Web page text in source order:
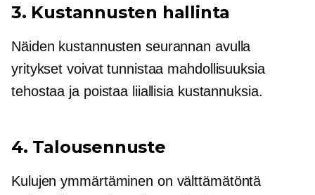
3. Kustannusten hallinta
Näiden kustannusten seurannan avulla
yritykset voivat tunnistaa mahdollisuuksia
tehostaa ja poistaa liiallisia kustannuksia.
4. Talousennuste
Kulujen ymmärtäminen on välttämätöntä